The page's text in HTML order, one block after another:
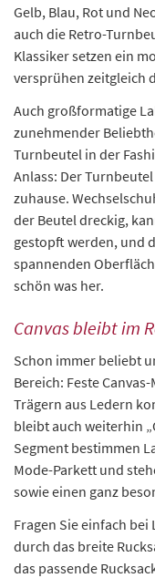
Gelb, Blau, Rot und
auch die Retro-
Klassiker setzen ein
versprühen zeitgleich
Auch großformatige
zunehmender
Turnbeutel in der
Anlass: Der
zuhause.
der Beutel dreckig,
gestopft werden, und
spannenden
schön was her.
Canvas bleibt im
Schon immer beliebt
Bereich: Feste
Trägern aus Ledern
bleibt auch weiterhin
Segment bestimmen
Mode-Parkett und
sowie einen ganz
Fragen Sie einfach bei
durch das breite
das passende